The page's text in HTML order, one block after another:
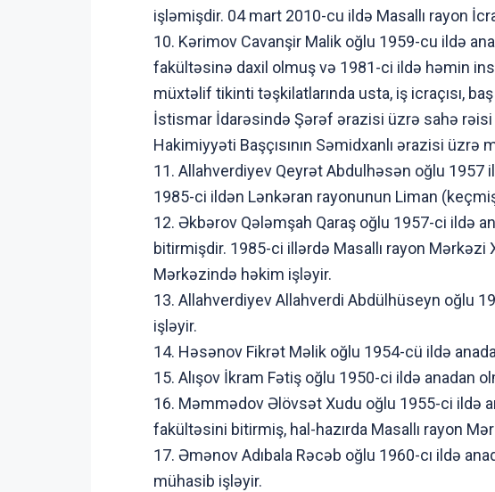
işləmişdir. 04 mart 2010-cu ildə Masallı rayon
10. Kərimov Cavanşir Malik oğlu 1959-cu ildə
fakültəsinə daxil olmuş və 1981-ci ildə həmin
müxtəlif tikinti təşkilatlarında usta, iş icraçısı,
İstismar İdarəsində Şərəf ərazisi üzrə sahə rəisi
Hakimiyyəti Başçısının Səmidxanlı ərazisi üzrə
11. Allahverdiyev Qeyrət Abdulhəsən oğlu 1957
1985-ci ildən Lənkəran rayonunun Liman
12. Əkbərov Qələmşah Qaraş oğlu 1957-ci ildə
bitirmişdir. 1985-ci illərdə Masallı rayon
Mərkəzində həkim işləyir.
13. Allahverdiyev Allahverdi Abdülhüseyn oğlu
işləyir.
14. Həsənov Fikrət Məlik oğlu 1954-cü ildə
15. Alışov İkram Fətiş oğlu 1950-ci ildə anadan
16. Məmmədov Əlövsət Xudu oğlu 1955-ci ildə
fakültəsini bitirmiş, hal-hazırda Masallı rayon
17. Əmənov Adıbala Rəcəb oğlu 1960-cı ildə
mühasib işləyir.